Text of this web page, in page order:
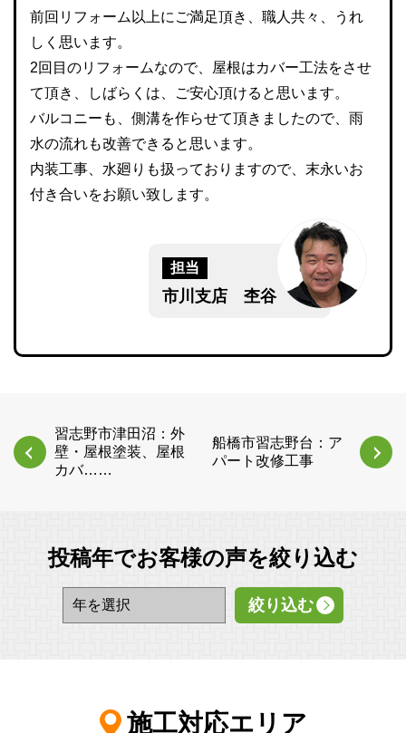
前回リフォーム以上にご満足頂き、職人共々、うれ
しく思います。
2回目のリフォームなので、屋根はカバー工法をさせ
て頂き、しばらくは、ご安心頂けると思います。
バルコニーも、側溝を作らせて頂きましたので、雨
水の流れも改善できると思います。
内装工事、水廻りも扱っておりますので、末永いお
付き合いをお願い致します。
担当
市川支店 杢谷
習志野市津田沼：外
壁・屋根塗装、屋根
カバ……
船橋市習志野台：ア
パート改修工事
投稿年でお客様の声を絞り込む
施工対応エリア